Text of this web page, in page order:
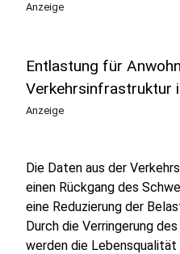
Anzeige
Entlastung für
Verkehrsinfrastruktur
Anzeige
Die Daten aus der
einen Rückgang des
eine Reduzierung der
Durch die Verringerung
werden die Lebensqualität